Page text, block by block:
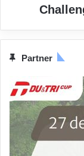
Partner